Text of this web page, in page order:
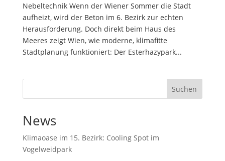
Nebeltechnik Wenn der Wiener Sommer die Stadt
aufheizt, wird der Beton im 6. Bezirk zur echten
Herausforderung. Doch direkt beim Haus des
Meeres zeigt Wien, wie moderne, klimafitte
Stadtplanung funktioniert: Der Esterhazypark...
Suchen
News
Klimaoase im 15. Bezirk: Cooling Spot im
Vogelweidpark